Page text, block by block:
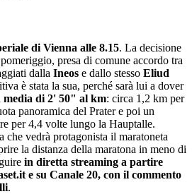
di Vienna alle 8.15. La decisione
presa di comune accordo tra
dalla Ineos e dallo stesso Eliud
è stata la sua, perché sarà lui a dover
media di 2' 50" al km: circa 1,2 km per
panoramica del Prater e poi un
per 4,4 volte lungo la Hauptalle.
che vedrà protagonista il maratoneta
la distanza della maratona in meno di
in diretta streaming a partire
e su Canale 20, con il commento
.